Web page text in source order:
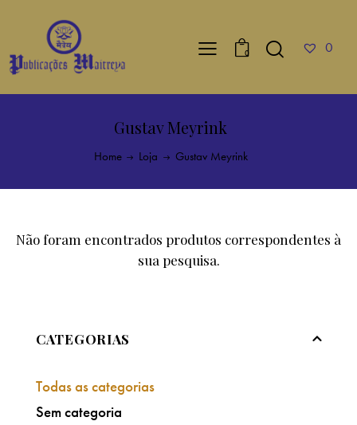
0 0
Gustav Meyrink
Home Loja Gustav Meyrink
Não foram encontrados produtos correspondentes à
sua pesquisa.
CATEGORIAS
Todas as categorias
Sem categoria